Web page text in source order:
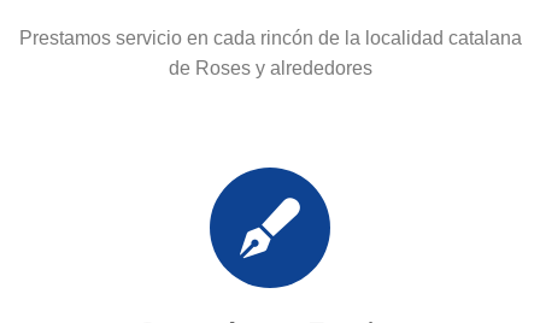
Prestamos servicio en cada rincón de la localidad catalana
de Roses y alrededores